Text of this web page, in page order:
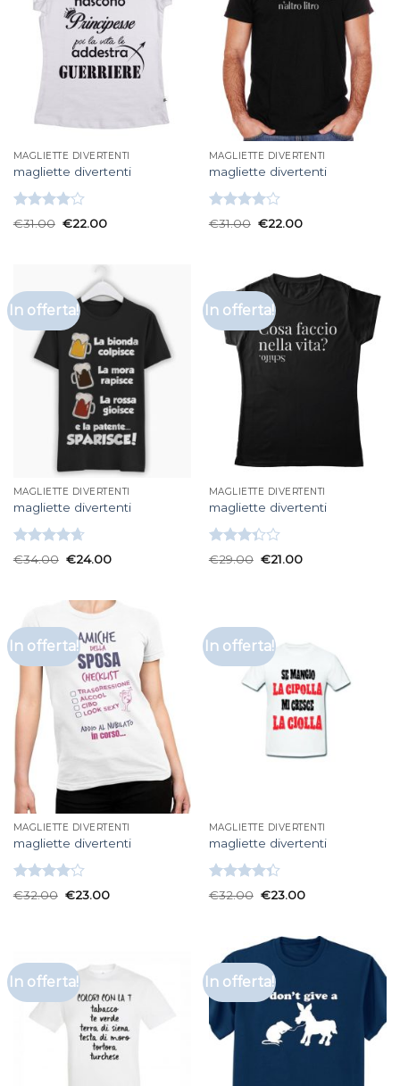
MAGLIETTE DIVERTENTI
magliette divertenti
Valutato
€31.00 €22.00
MAGLIETTE DIVERTENTI
magliette divertenti
Valutato
€31.00 €22.00
In offerta!
MAGLIETTE DIVERTENTI
magliette divertenti
Valutato
€34.00 €24.00
In offerta!
MAGLIETTE DIVERTENTI
magliette divertenti
Valutato
€29.00 €21.00
In offerta!
MAGLIETTE DIVERTENTI
magliette divertenti
Valutato
€32.00 €23.00
In offerta!
MAGLIETTE DIVERTENTI
magliette divertenti
Valutato
€32.00 €23.00
In offerta! In offerta!